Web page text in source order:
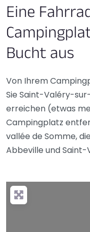
Eine
Bucht aus
Von Ihrem
Sie Saint-Valéry-
erreichen (etwas
Campingplatz
vallée de Somme,
Abbeville und